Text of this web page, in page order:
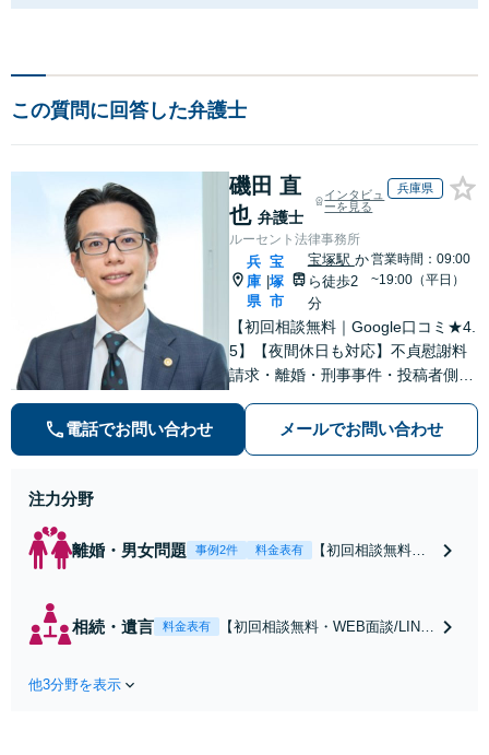
この質問に回答した弁護士
磯田 直
也 弁護士
インタビュ
ーを見る
兵庫県
ルーセント法律事務所
兵
庫
県
|
宝
塚
市
宝塚駅 か
ら徒歩2
分
営業時間：09:00
~19:00（平日）
【初回相談無料｜Google口コミ★4.
5】【夜間休日も対応】不貞慰謝料
請求・離婚・刑事事件・投稿者側発
数。オーダーメイドのサービスで問
題解決や事業の推進を強力にサポー
電話でお問い合わせ メールでお問い合わせ
注力分野
離婚・男女問題 事例2件 料金表有
【初回相談無料・
倫の早期解決】
相続・遺言 料金表有
【初回相談無料・WEB面談/LINE
他3分野を表示